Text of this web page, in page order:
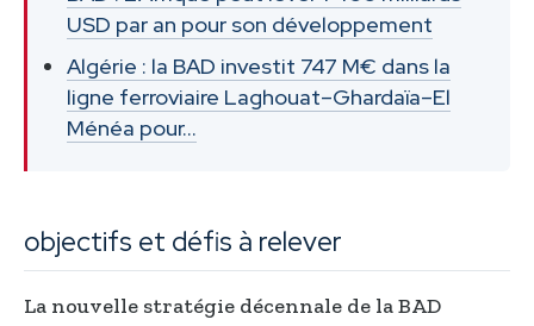
USD par an pour son développement
Algérie : la BAD investit 747 M€ dans la
ligne ferroviaire Laghouat–Ghardaïa–El
Ménéa pour…
objectifs et défis à relever
La nouvelle stratégie décennale de la BAD